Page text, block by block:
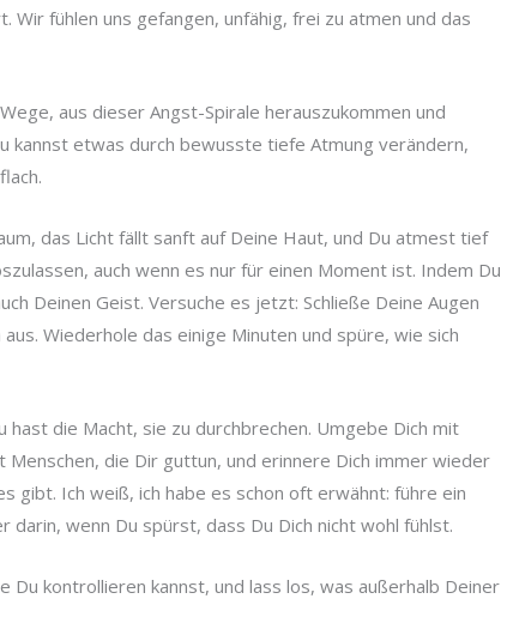
Wir fühlen uns gefangen, unfähig, frei zu atmen und das
aus dieser Angst-Spirale herauszukommen und
kannst etwas durch bewusste tiefe Atmung verändern,
das Licht fällt sanft auf Deine Haut, und Du atmest tief
auch wenn es nur für einen Moment ist. Indem Du
Deinen Geist. Versuche es jetzt: Schließe Deine Augen
Wiederhole das einige Minuten und spüre, wie sich
hast die Macht, sie zu durchbrechen. Umgebe Dich mit
die Dir guttun, und erinnere Dich immer wieder
gibt. Ich weiß, ich habe es schon oft erwähnt: führe ein
darin, wenn Du spürst, dass Du Dich nicht wohl fühlst.
Du kontrollieren kannst, und lass los, was außerhalb Deiner